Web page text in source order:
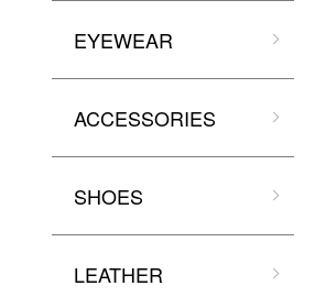
EYEWEAR
ACCESSORIES
SHOES
LEATHER